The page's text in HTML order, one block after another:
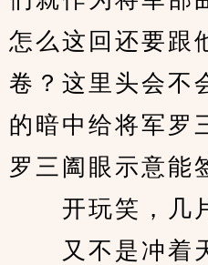
怎么这回还要跟
卷？这里头会不
的暗中给将军罗
罗三阖眼示意能
开玩笑，几片
又不是冲着天